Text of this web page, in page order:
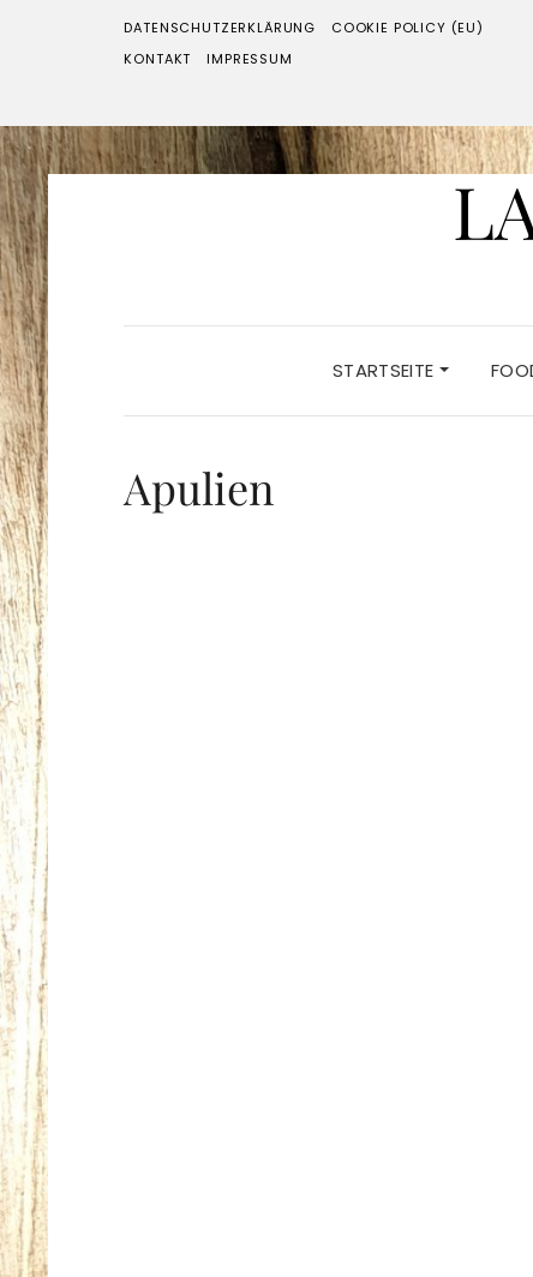
DATENSCHUTZERKLÄRUNG
COOKIE POLICY (EU)
KONTAKT
IMPRESSUM
STARTSEITE
Apulien